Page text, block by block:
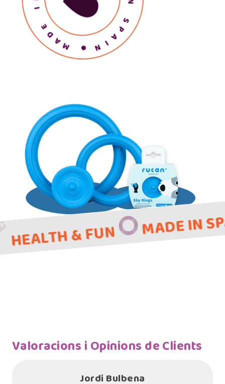
& FUN MADE IN SPAIN
Valoracions i Opinions de Clients
Jordi Bulbena